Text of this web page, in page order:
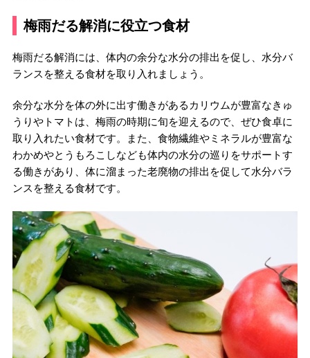
梅雨だる解消に役立つ食材
梅雨だる解消には、体内の余分な水分の排出を促し、水分バ
ランスを整える食材を取り入れましょう。
余分な水分を体の外に出す働きがあるカリウムが豊富なきゅ
うりやトマトは、梅雨の時期に旬を迎えるので、ぜひ食卓に
取り入れたい食材です。また、食物繊維やミネラルが豊富な
わかめやとうもろこしなども体内の水分の巡りをサポートす
る働きがあり、体に溜まった老廃物の排出を促して水分バラ
ンスを整える食材です。